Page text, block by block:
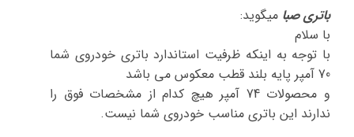
باتری صبا میگوید:
با سلام
با توجه به اینکه ظرفیت استاندارد باتری خودروی شما
70 آمپر پایه بلند قطب معکوس می باشد
و محصولات 74 آمپر هیچ کدام از مشخصات فوق را
ندارند این باتری مناسب خودروی شما نیست.